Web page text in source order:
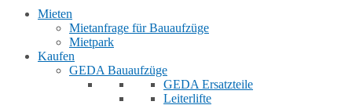
Mieten
Mietanfrage für Bauaufzüge
Mietpark
Kaufen
GEDA Bauaufzüge
GEDA Ersatzteile
Leiterlifte